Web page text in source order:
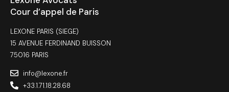
Cour d’appel de Paris
LEXONE PARIS (SIEGE)
15 AVENUE FERDINAND BUISSON
75016 PARIS
info@lexone.fr
+33.1.71.18.28.68